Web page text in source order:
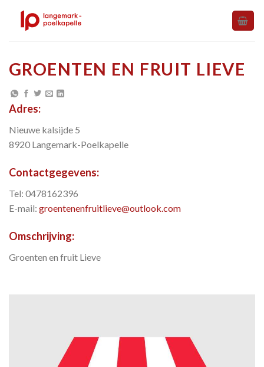
GROENTEN EN FRUIT LIEVE
Adres:
Nieuwe kalsijde 5
8920 Langemark-Poelkapelle
Contactgegevens:
Tel: 0478162396
E-mail: groentenenfruitlieve@outlook.com
Omschrijving:
Groenten en fruit Lieve